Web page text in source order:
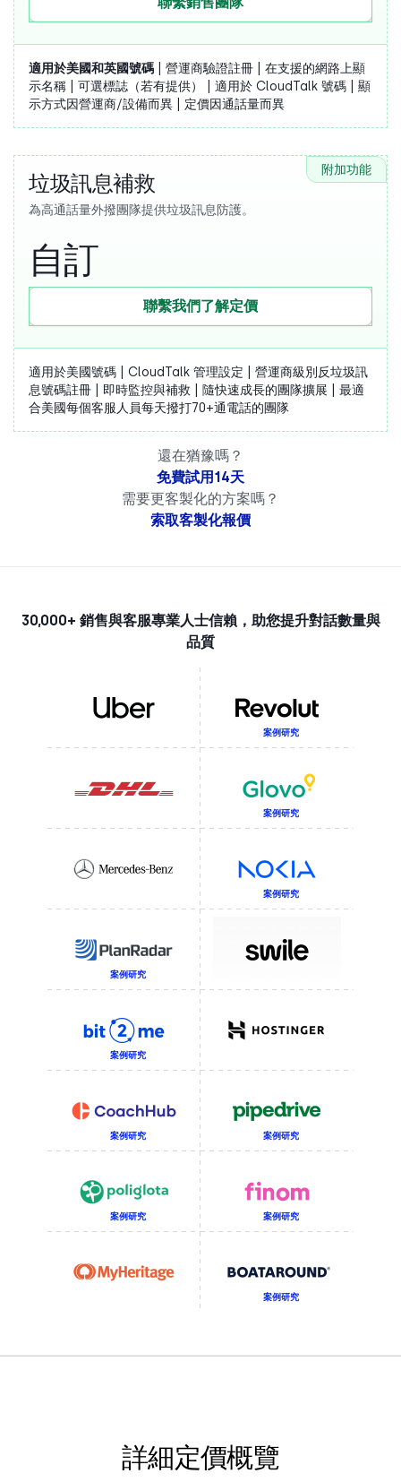
適用於美國和英國號碼 | 營運商驗證註冊 | 在支援的網路上顯
示名稱 | 可選標誌（若有提供） | 適用於 CloudTalk 號碼 | 顯
示方式因營運商/設備而異 | 定價因通話量而異
附加功能
垃圾訊息補救
為高通話量外撥團隊提供垃圾訊息防護。
自訂
聯繫我們了解定價
適用於美國號碼 | CloudTalk 管理設定 | 營運商級別反垃圾訊
息號碼註冊 | 即時監控與補救 | 隨快速成長的團隊擴展 | 最適
合美國每個客服人員每天撥打70+通電話的團隊
還在猶豫嗎？
免費試用14天
需要更客製化的方案嗎？
索取客製化報價
30,000+ 銷售與客服專業人士信賴，助您提升對話數量與
品質
案例研究
案例研究
案例研究
案例研究
案例研究
案例研究 案例研究
案例研究 案例研究
案例研究
詳細定價概覽